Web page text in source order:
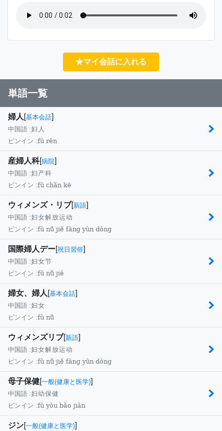
★マイ会話に入れる
単語一覧
婦人 [基本会話]
中国語 :妇人
ピンイン :fù rén
産婦人科[病院]
中国語 :妇产科
ピンイン :fù chǎn kē
ウィメンズ・リブ[新語]
中国語 :妇女解放运动
ピンイン :fù nǚ jiě fàng yùn dòng
国際婦人デー[祝日習俗]
中国語 :妇女节
ピンイン :fù nǚ jié
婦女、婦人 [基本会話]
中国語 :妇女
ピンイン :fù nǚ
ウィメンズリブ[新語]
中国語 :妇女解放运动
ピンイン :fù nǚ jiě fàng yùn dòng
母子保健[一般(健康と医学)]
中国語 :妇幼保健
ピンイン :fù yòu bǎo jiàn
ジン[一般(健康と医学)]